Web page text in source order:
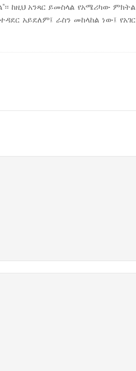
ከዚህ አንጻር ይመስላል የአሜሪካው ምክትል
አይደለም፤ ራስን መከላከል ነው፤ የአገር